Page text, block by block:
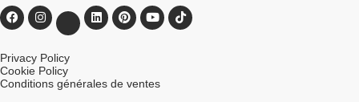
Privacy Policy
Cookie Policy
Conditions générales de ventes